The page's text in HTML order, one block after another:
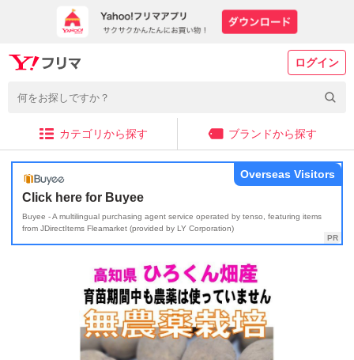
ログイン
カテゴリから探す ブランドから探す
Click here for Buyee
Buyee - A multilingual purchasing agent service operated by tenso, featuring items
from JDirectItems Fleamarket (provided by LY Corporation)
Overseas Visitors